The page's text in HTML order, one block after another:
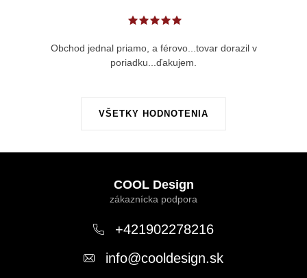
VŠETKY HODNOTENIA
Obchod jednal priamo, a férovo...tovar dorazil v
poriadku...ďakujem.
COOL Design
+421902278216
info@cooldesign.sk